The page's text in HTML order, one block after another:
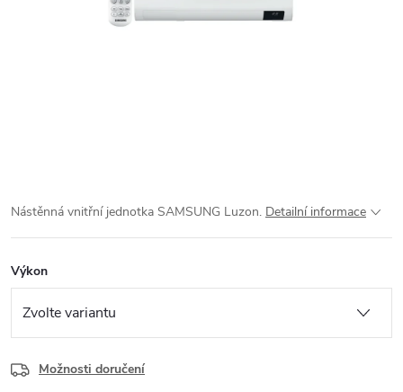
Nástěnná vnitřní jednotka SAMSUNG Luzon. Detailní informace
Výkon
Možnosti doručení